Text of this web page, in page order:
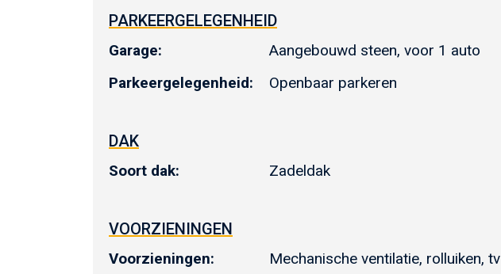
PARKEERGELEGENHEID
Garage: Aangebouwd steen, voor 1 auto
Parkeergelegenheid:
Openbaar parkeren
DAK
Soort dak: Zadeldak
VOORZIENINGEN
Voorzieningen:
Mechanische ventilatie, rolluiken, tv